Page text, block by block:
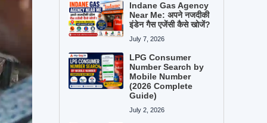
Indane Gas Agency
Near Me: अपने नजदीकी
इंडेन गैस एजेंसी कैसे खोजें?
July 7, 2026
LPG Consumer
Number Search by
Mobile Number
(2026 Complete
Guide)
July 2, 2026